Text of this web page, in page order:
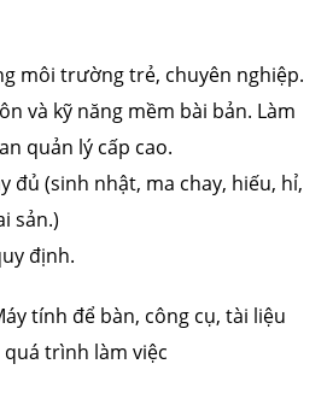
môi trường trẻ, chuyên nghiệp.
và kỹ năng mềm bài bản. Làm
quản lý cấp cao.
đủ (sinh nhật, ma chay, hiếu, hỉ,
sản.)
định.
tính để bàn, công cụ, tài liệu
trình làm việc